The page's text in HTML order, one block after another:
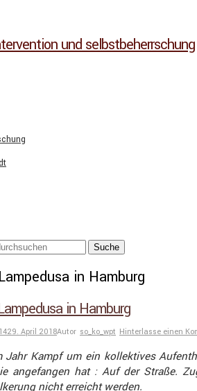
und selbstbeherrschung
in Hamburg
in Hamburg
29. April 2018Autor so_ko_wpt Hinterlasse einen
Jahr Kampf um ein kollek­tives
angefangen hat : Auf der Straße.
nicht erreicht werden.